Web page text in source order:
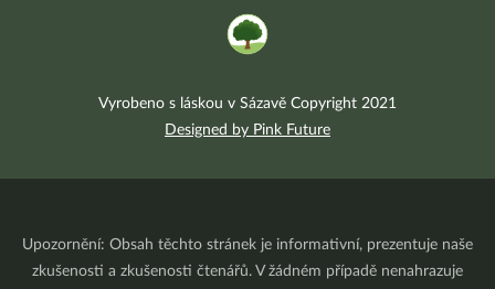
Vyrobeno s láskou v Sázavě Copyright 2021
Designed by Pink Future
Upozornění: Obsah těchto stránek je informativní, prezentuje naše
zkušenosti a zkušenosti čtenářů. V žádném případě nenahrazuje